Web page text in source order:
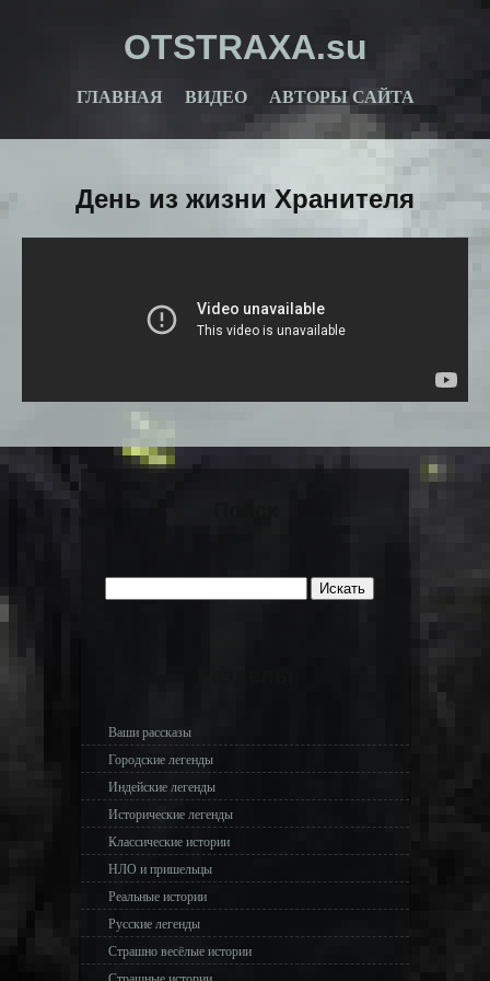
OTSTRAXA.su
ГЛАВНАЯ ВИДЕО АВТОРЫ САЙТА
День из жизни Хранителя
Ваши рассказы
Городские легенды
Индейские легенды
Исторические легенды
Классические истории
НЛО и пришельцы
Реальные истории
Русские легенды
Страшно весёлые истории